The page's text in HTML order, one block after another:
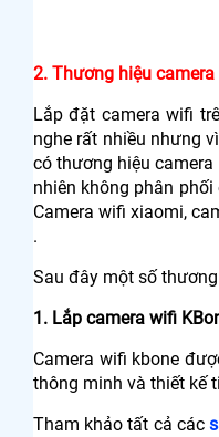
2. Thương hiệu
Lắp đặt camera wifi
nghe rất nhiều nhưng
có thương hiệu
nhiên không phân
Camera wifi xiaomi,
.
Sau đây một số
1. Lắp camera wifi
Camera wifi kbone
thông minh và thiết kế
Tham khảo tất cả các